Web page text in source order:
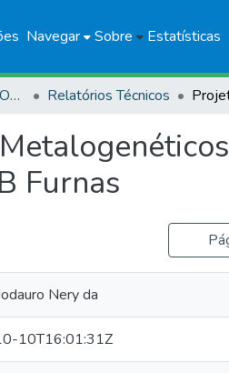
Navegar Sobre Estatísticas
PRODUÇÃO INSTITUCIONAL Relatórios Técnicos
Furnas
Nery da
10T16:01:31Z